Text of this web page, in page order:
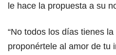
le hace la propuesta a su
“No todos los días tienes
proponértele al amor de tu